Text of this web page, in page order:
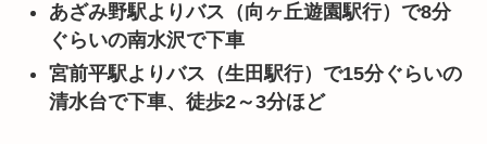
あざみ野駅よりバス（向ヶ丘遊園駅行）で8分
ぐらいの南水沢で下車
宮前平駅よりバス（生田駅行）で15分ぐらいの
清水台で下車、徒歩2～3分ほど